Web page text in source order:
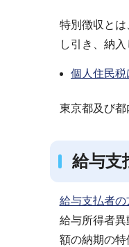
特別徴収と
し引き、納入
個人住民税
東京都及び都
給与支
給与支払者の
給与所得者
額の納期の特